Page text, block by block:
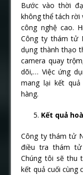
Bước vào thời
không thể tách
công nghệ cao.
Công ty thám tử
dụng thành thạo
camera quay
dõi,… Việc ứng
mang lại kết
hàng.
Kết quả
Công ty thám tử
điều tra thám tử
Chúng tôi sẽ thu
kết quả cuối cùng